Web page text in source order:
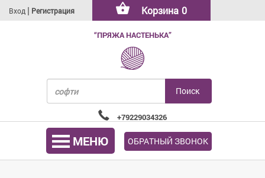
Вход | Регистрация Корзина 0
“ПРЯЖА НАСТЕНЬКА”
+79229034326
МЕНЮ ОБРАТНЫЙ ЗВОНОК